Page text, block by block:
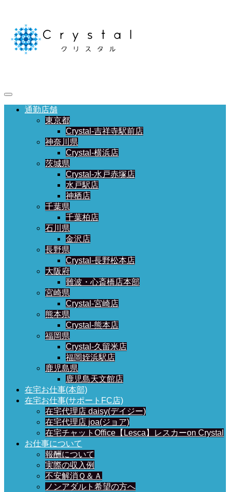
通勤店舗
東京都
Crystal-吉祥寺駅前店
神奈川県
Crystal-横浜店
茨城県
Crystal-水戸赤塚店
水戸駅店
神栖店
千葉県
千葉柏店
石川県
金沢店
長野県
Crystal-長野松本店
大阪府
難波・心斎橋店本部
宮崎県
Crystal-宮崎店
熊本県
Crystal-熊本店
福岡県
Crystal-久留米店
福岡姪浜駅店
鹿児島県
鹿児島天文館店
在宅お仕事(本部)
在宅お仕事(サポートFC店)
在宅代理店 daisy(デイジー)
在宅代理店 joa(ジョア)
在宅チャットOffice【Lesca】レスカーon Crystal
お仕事について
報酬について
実際の収入例
不安解消Ｑ＆Ａ
ノンアダルト希望の方へ